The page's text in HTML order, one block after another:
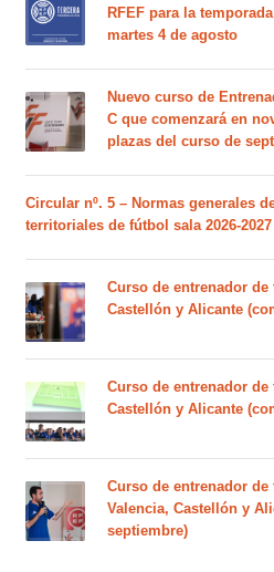
RFEF para la
martes 4 de agosto
Nuevo curso de
C que comenzará en
plazas del curso de
Circular nº. 5 – Normas generales
territoriales de fútbol sala 2026-2027
Curso de entrenador de
Castellón y Alicante
Curso de entrenador de
Castellón y Alicante
Curso de entrenador
Valencia, Castellón y
septiembre)